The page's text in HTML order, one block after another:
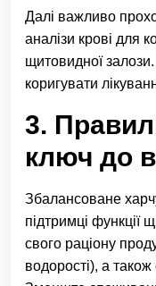
Далі важливо
аналізи крові для
щитовидної
коригувати
3.
ключ до
Збалансоване
підтримці функції
свого раціону
водорості), а також